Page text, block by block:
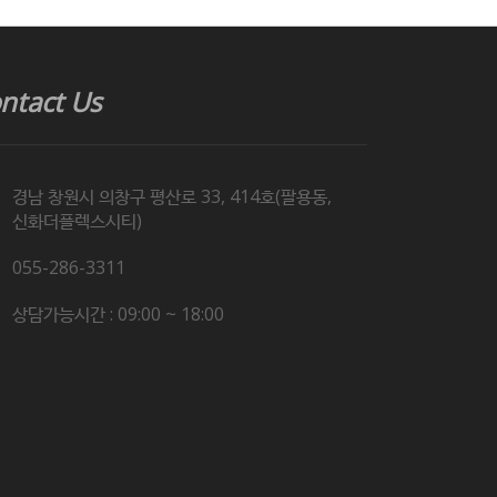
Us
경남 창원시 의창구 평산로 33, 414호(팔용동,
신화더플렉스시티)
055-286-3311
상담가능시간 : 09:00 ~ 18:00